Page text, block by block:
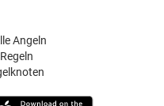
Angeln